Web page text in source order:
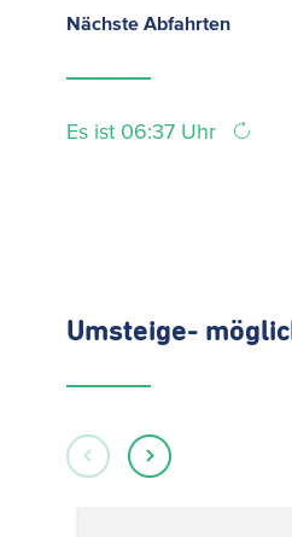
Nächste Abfahrten
Es ist 06:37 Uhr
Umsteige-